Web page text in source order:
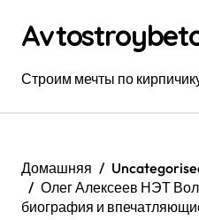
содержанию
Строим мечты по
Домашняя
Олег Алексеев НЭТ
биография и